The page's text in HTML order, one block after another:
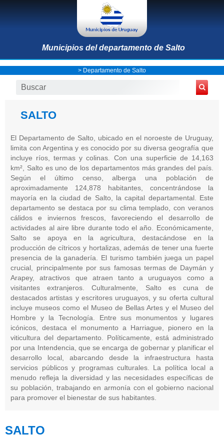
Municipios del departamento de Salto
> Departamento de Salto
SALTO
El Departamento de Salto, ubicado en el noroeste de Uruguay,
limita con Argentina y es conocido por su diversa geografía que
incluye ríos, termas y colinas. Con una superficie de 14,163
km², Salto es uno de los departamentos más grandes del país.
Según el último censo, alberga una población de
aproximadamente 124,878 habitantes, concentrándose la
mayoría en la ciudad de Salto, la capital departamental. Este
departamento se destaca por su clima templado, con veranos
cálidos e inviernos frescos, favoreciendo el desarrollo de
actividades al aire libre durante todo el año. Económicamente,
Salto se apoya en la agricultura, destacándose en la
producción de cítricos y hortalizas, además de tener una fuerte
presencia de la ganadería. El turismo también juega un papel
crucial, principalmente por sus famosas termas de Daymán y
Arapey, atractivos que atraen tanto a uruguayos como a
visitantes extranjeros. Culturalmente, Salto es cuna de
destacados artistas y escritores uruguayos, y su oferta cultural
incluye museos como el Museo de Bellas Artes y el Museo del
Hombre y la Tecnología. Entre sus monumentos y lugares
icónicos, destaca el monumento a Harriague, pionero en la
viticultura del departamento. Políticamente, está administrado
por una Intendencia, que se encarga de gobernar y planificar el
desarrollo local, abarcando desde la infraestructura hasta
servicios públicos y programas culturales. La política local a
menudo refleja la diversidad y las necesidades específicas de
su población, trabajando en armonía con el gobierno nacional
para promover el bienestar de sus habitantes.
SALTO